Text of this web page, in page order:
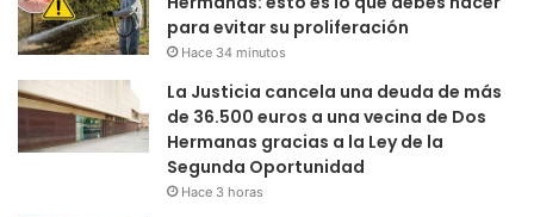
para evitar su proliferación
Hace 34 minutos
La Justicia cancela una deuda de más
de 36.500 euros a una vecina de Dos
Hermanas gracias a la Ley de la
Segunda Oportunidad
Hace 3 horas